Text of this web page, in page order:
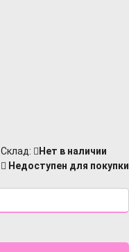
Cклад:
Нет в наличии
Недоступен для покупки